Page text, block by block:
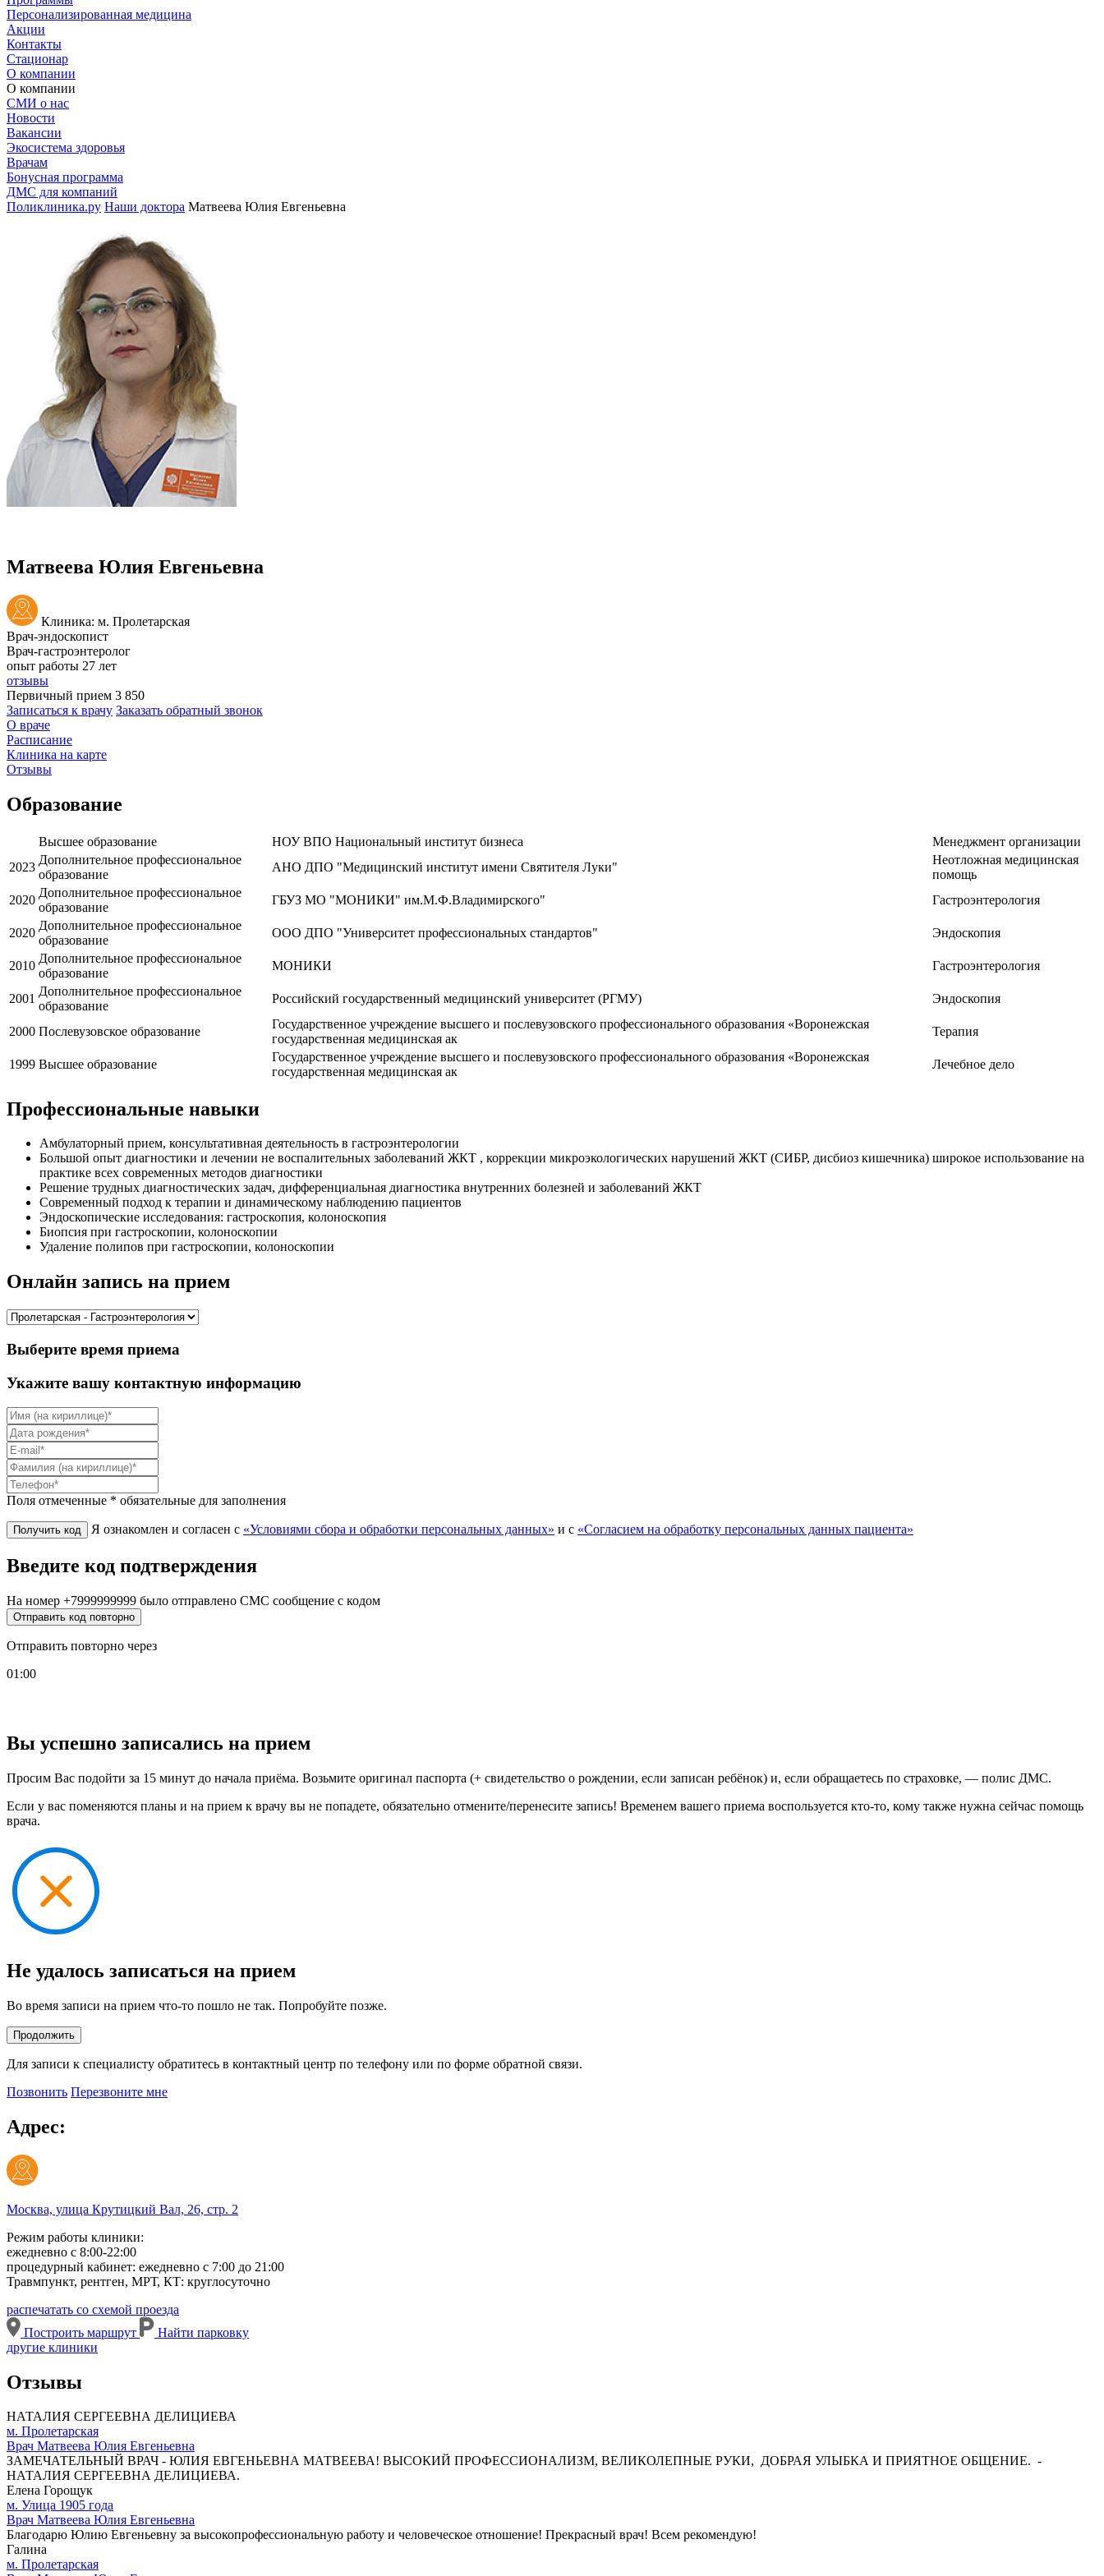
Персонализированная медицина
Акции
Контакты
Стационар
О компании
О компании
СМИ о нас
Новости
Вакансии
Экосистема здоровья
Врачам
Бонусная программа
ДМС для компаний
Поликлиника.ру Наши доктора Матвеева Юлия Евгеньевна
Матвеева Юлия Евгеньевна
Клиника: м. Пролетарская
Врач-эндоскопист
Врач-гастроэнтеролог
опыт работы 27 лет
отзывы
Первичный прием 3 850
Записаться к врачу Заказать обратный звонок
О враче
Расписание
Клиника на карте
Отзывы
Образование
Высшее образование НОУ ВПО Национальный институт бизнеса
Менеджмент организации
2023
Дополнительное профессиональное
образование
АНО ДПО "Медицинский институт имени Святителя Луки"
Неотложная медицинская
помощь
2020
Дополнительное профессиональное
образование
ГБУЗ МО "МОНИКИ" им.М.Ф.Владимирского" Гастроэнтерология
2020
Дополнительное профессиональное
образование
ООО ДПО "Университет профессиональных стандартов" Эндоскопия
2010
Дополнительное профессиональное
образование
МОНИКИ Гастроэнтерология
2001
Дополнительное профессиональное
образование
Российский государственный медицинский университет (РГМУ) Эндоскопия
2000 Послевузовское образование
Государственное учреждение высшего и послевузовского профессионального образования «Воронежская
государственная медицинская ак
Терапия
1999 Высшее образование
Государственное учреждение высшего и послевузовского профессионального образования «Воронежская
государственная медицинская ак
Лечебное дело
Профессиональные навыки
Амбулаторный прием, консультативная деятельность в гастроэнтерологии
Большой опыт диагностики и лечении не воспалительных заболеваний ЖКТ , коррекции микроэкологических нарушений ЖКТ (СИБР, дисбиоз кишечника) широкое использование на
практике всех современных методов диагностики
Решение трудных диагностических задач, дифференциальная диагностика внутренних болезней и заболеваний ЖКТ
Современный подход к терапии и динамическому наблюдению пациентов
Эндоскопические исследования: гастроскопия, колоноскопия
Биопсия при гастроскопии, колоноскопии
Удаление полипов при гастроскопии, колоноскопии
Онлайн запись на прием
Выберите время приема
Укажите вашу контактную информацию
Поля отмеченные * обязательные для заполнения
Я ознакомлен и согласен с «Условиями сбора и обработки персональных данных» и с «Согласием на обработку персональных данных пациента»
Введите код подтверждения
На номер +7999999999 было отправлено СМС сообщение с кодом
Отправить код повторно
Отправить повторно через
01:00
Вы успешно записались на прием
Просим Вас подойти за 15 минут до начала приёма. Возьмите оригинал паспорта (+ свидетельство о рождении, если записан ребёнок) и, если обращаетесь по страховке, — полис ДМС.
Если у вас поменяются планы и на прием к врачу вы не попадете, обязательно отмените/перенесите запись! Временем вашего приема воспользуется кто-то, кому также нужна сейчас помощь
врача.
Не удалось записаться на прием
Во время записи на прием что-то пошло не так. Попробуйте позже.
Продолжить
Для записи к специалисту обратитесь в контактный центр по телефону или по форме обратной связи.
Позвонить Перезвоните мне
Адрес:
Москва, улица Крутицкий Вал, 26, стр. 2
Режим работы клиники:
ежедневно с 8:00-22:00
процедурный кабинет: ежедневно с 7:00 до 21:00
Травмпункт, рентген, МРТ, КТ: круглосуточно
распечатать со схемой проезда
Построить маршрут
Найти парковку
другие клиники
Отзывы
НАТАЛИЯ СЕРГЕЕВНА ДЕЛИЦИЕВА
м. Пролетарская
Врач Матвеева Юлия Евгеньевна
ЗАМЕЧАТЕЛЬНЫЙ ВРАЧ - ЮЛИЯ ЕВГЕНЬЕВНА МАТВЕЕВА! ВЫСОКИЙ ПРОФЕССИОНАЛИЗМ, ВЕЛИКОЛЕПНЫЕ РУКИ, ДОБРАЯ УЛЫБКА И ПРИЯТНОЕ ОБЩЕНИЕ. -
НАТАЛИЯ СЕРГЕЕВНА ДЕЛИЦИЕВА.
Елена Горощук
м. Улица 1905 года
Врач Матвеева Юлия Евгеньевна
Благодарю Юлию Евгеньевну за высокопрофессиональную работу и человеческое отношение! Прекрасный врач! Всем рекомендую!
Галина
м. Пролетарская